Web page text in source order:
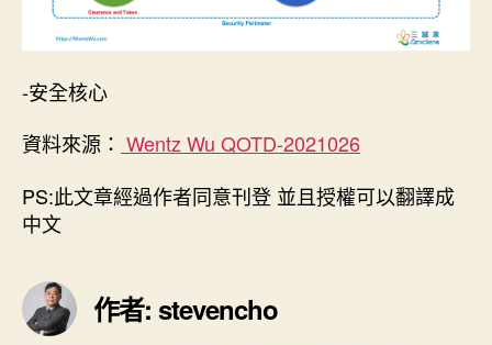
-安全核心
資料來源： Wentz Wu QOTD-2021026
PS:此文章經過作者同意刊登 並且授權可以翻譯成
中文
作者: stevencho